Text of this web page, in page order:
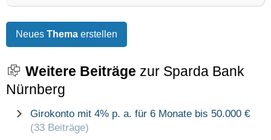
Neues Thema erstellen
Weitere Beiträge zur Sparda Bank
Nürnberg
Girokonto mit 4% p. a. für 6 Monate bis 50.000 €
(33 Beiträge)